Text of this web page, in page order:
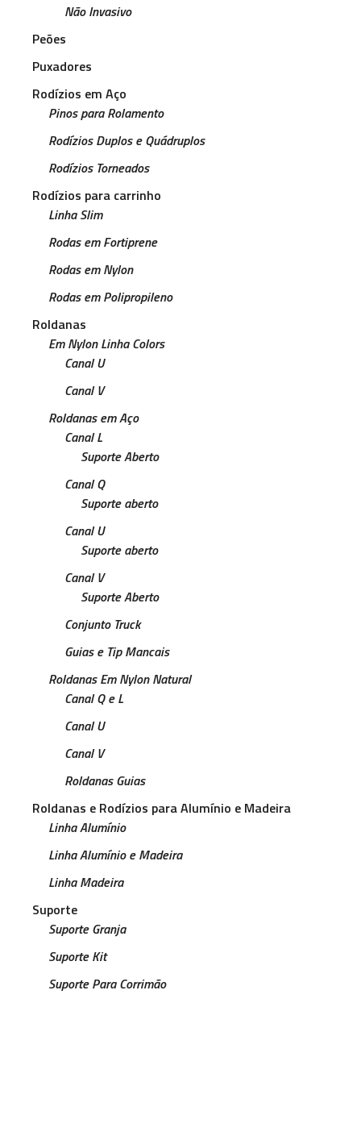
Não Invasivo
Peões
Puxadores
Rodízios em Aço
Pinos para Rolamento
Rodízios Duplos e Quádruplos
Rodízios Torneados
Rodízios para carrinho
Linha Slim
Rodas em Fortiprene
Rodas em Nylon
Rodas em Polipropileno
Roldanas
Em Nylon Linha Colors
Canal U
Canal V
Roldanas em Aço
Canal L
Suporte Aberto
Canal Q
Suporte aberto
Canal U
Suporte aberto
Canal V
Suporte Aberto
Conjunto Truck
Guias e Tip Mancais
Roldanas Em Nylon Natural
Canal Q e L
Canal U
Canal V
Roldanas Guias
Roldanas e Rodízios para Alumínio e Madeira
Linha Alumínio
Linha Alumínio e Madeira
Linha Madeira
Suporte
Suporte Granja
Suporte Kit
Suporte Para Corrimão